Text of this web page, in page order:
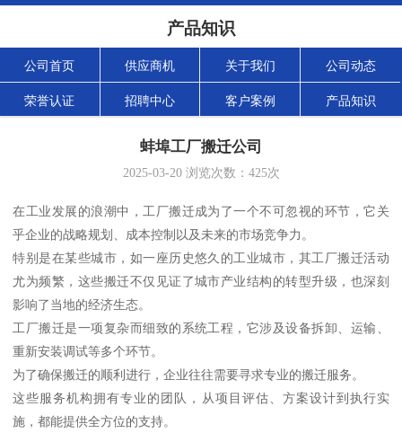
产品知识
公司首页 供应商机 关于我们 公司动态
荣誉认证 招聘中心 客户案例 产品知识
蚌埠工厂搬迁公司
2025-03-20浏览次数： 425次
在工业发展的浪潮中，工厂搬迁成为了一个不可忽视的环节，它关
乎企业的战略规划、成本控制以及未来的市场竞争力。
特别是在某些城市，如一座历史悠久的工业城市，其工厂搬迁活动
尤为频繁，这些搬迁不仅见证了城市产业结构的转型升级，也深刻
影响了当地的经济生态。
工厂搬迁是一项复杂而细致的系统工程，它涉及设备拆卸、运输、
重新安装调试等多个环节。
为了确保搬迁的顺利进行，企业往往需要寻求专业的搬迁服务。
这些服务机构拥有专业的团队，从项目评估、方案设计到执行实
施，都能提供全方位的支持。